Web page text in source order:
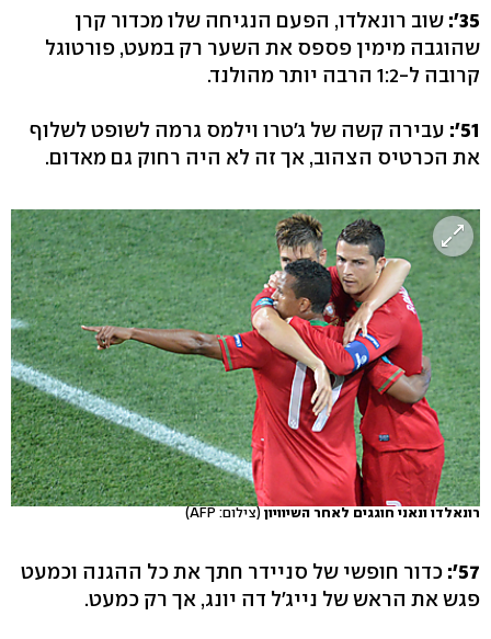
35':
שוב רונאלדו, הפעם הנגיחה שלו מכדור קרן
שהוגבה מימין פספס את השער רק במעט, פורטוגל
קרובה ל-1:2 הרבה יותר מהולנד.
51':
עבירה קשה של ג'טרו וילמס גרמה לשופט לשלוף
את הכרטיס הצהוב, אך זה לא היה רחוק גם מאדום.
רונאלדו ונאני חוגגים לאחר השיוויון(צילום: AFP)
57':
כדור חופשי של סניידר חתך את כל ההגנה וכמעט
פגש את הראש של נייג'ל דה יונג, אך רק כמעט.